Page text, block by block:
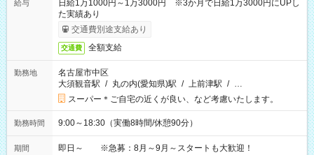
給与
日給1万1000円～1万3000円 ※3か月で日給1万3000円にUPし
た実績あり
交通費別途支給あり
交通費 全額支給
勤務地
名古屋市中区
大須観音駅 / 丸の内(愛知県)駅 / 上前津駅 / …
スーパー＊ご自宅の近くが良い、など考慮いたします。
勤務時間 9:00～18:30（実働8時間/休憩90分）
期間 即日～ ※急募：8月～9月～スタートも大歓迎！